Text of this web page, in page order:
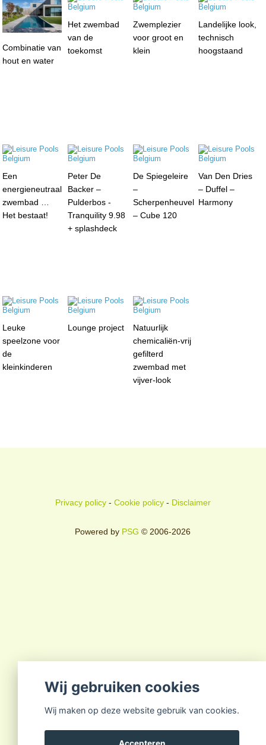
Combinatie van
hout en water
Het zwembad
van de
toekomst
Zwemplezier
voor groot en
klein
Landelijke look,
technisch
hoogstaand
Een
energieneutraal
zwembad …
Het bestaat!
Peter De
Backer –
Pulderbos -
Tranquility 9.98
+ splashdeck
De Spiegeleire
–
Scherpenheuvel
– Cube 120
Van Den Dries
– Duffel –
Harmony
Leuke
speelzone voor
de
kleinkinderen
Lounge project
Natuurlijk
chemicaliën-vrij
gefilterd
zwembad met
vijver-look
Privacy policy- Cookie policy- Disclaimer
Powered by PSG © 2006-2026
Wij gebruiken cookies
Wij maken op deze website gebruik van cookies.
Accepteren